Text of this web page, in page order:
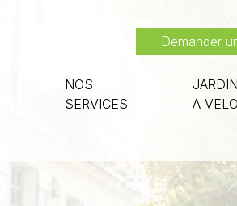
Demander
NOS
SERVICES
A VELO